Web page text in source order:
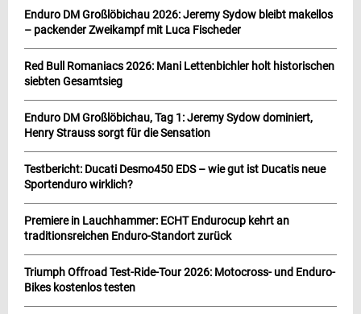
Enduro DM Großlöbichau 2026: Jeremy Sydow bleibt makellos
– packender Zweikampf mit Luca Fischeder
Red Bull Romaniacs 2026: Mani Lettenbichler holt historischen
siebten Gesamtsieg
Enduro DM Großlöbichau, Tag 1: Jeremy Sydow dominiert,
Henry Strauss sorgt für die Sensation
Testbericht: Ducati Desmo450 EDS – wie gut ist Ducatis neue
Sportenduro wirklich?
Premiere in Lauchhammer: ECHT Endurocup kehrt an
traditionsreichen Enduro-Standort zurück
Triumph Offroad Test-Ride-Tour 2026: Motocross- und Enduro-
Bikes kostenlos testen